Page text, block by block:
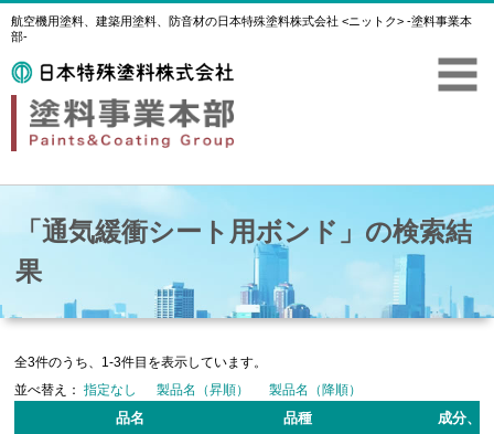
航空機用塗料、建築用塗料、防音材の日本特殊塗料株式会社 <ニットク> -塗料事業本
部-
「通気緩衝シート用ボンド」の検索結
果
全3件のうち、1-3件目を表示しています。
並べ替え：
指定なし 製品名（昇順） 製品名（降順）
品名 品種 成分、